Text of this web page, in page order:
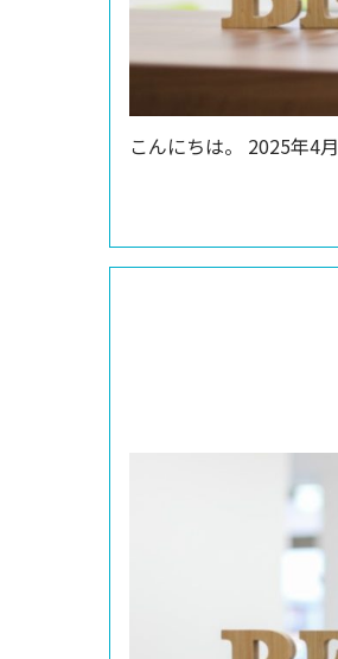
こんにちは。 2025年4